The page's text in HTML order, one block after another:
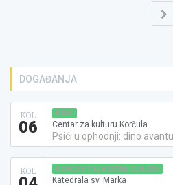
DOGAĐANJA
KOL
06
KINO
Centar za kulturu Korčula
Psići u ophodnji: dino
KOL KONCERT KLASIČNE GLAZBE
Katedrala sv. Marka